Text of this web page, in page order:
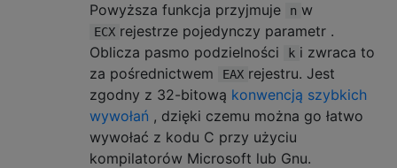
Powyższa funkcja przyjmuje n w
ECX rejestrze pojedynczy parametr .
Oblicza pasmo podzielności
k i zwraca to
za pośrednictwem
EAX rejestru. Jest
zgodny z 32-bitową konwencją szybkich
wywołań , dzięki czemu można go łatwo
wywołać z kodu C przy użyciu
kompilatorów Microsoft lub Gnu.